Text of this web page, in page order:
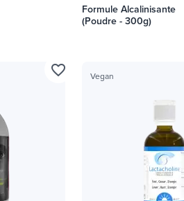
Formule Alcalinisante
(Poudre - 300g)
favorite_border Vegan